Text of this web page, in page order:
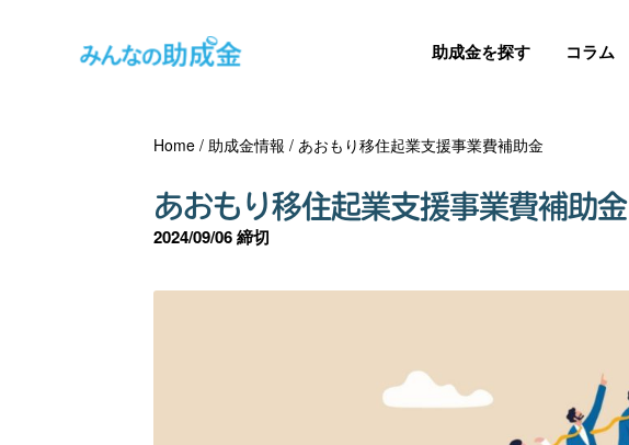
助成金を探す コラム
Home /助成金情報 /あおもり移住起業支援事業費補助金
あおもり移住起業支援事業費補助金
2024/09/06 締切